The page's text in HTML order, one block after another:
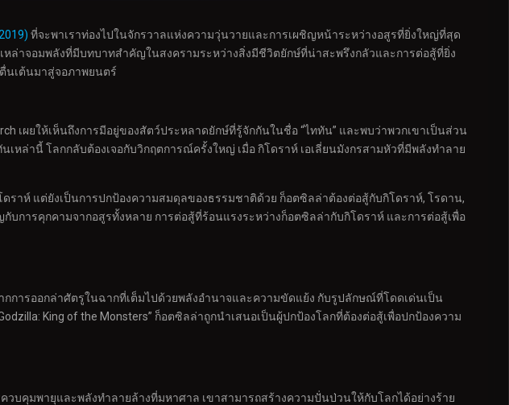
ที่จะพาเราท่องไปในจักรวาลแห่งความวุ่นวายและการเผชิญหน้าระหว่างอสูรที่ยิ่งใหญ่ที่สุด
หล่าจอมพลังที่มีบทบาทสำคัญในสงครามระหว่างสิ่งมีชีวิตยักษ์ที่น่าสะพรึงกลัวและการต่อสู้ที่ยิ่ง
นเต้นมาสู่จอภาพยนตร์
เผยให้เห็นถึงการมีอยู่ของสัตว์ประหลาดยักษ์ที่รู้จักกันในชื่อ “ไททัน” และพบว่าพวกเขาเป็นส่วน
หล่านี้ โลกกลับต้องเจอกับวิกฤตการณ์ครั้งใหญ่ เมื่อ กิโดราห์ เอเลี่ยนมังกรสามหัวที่มีพลังทำลาย
ราห์ แต่ยังเป็นการปกป้องความสมดุลของธรรมชาติด้วย ก็อตซิลล่าต้องต่อสู้กับกิโดราห์, โรดาน,
ารคุกคามจากอสูรทั้งหลาย การต่อสู้ที่ร้อนแรงระหว่างก็อตซิลล่ากับกิโดราห์ และการต่อสู้เพื่อ
ารออกล่าศัตรูในฉากที่เต็มไปด้วยพลังอำนาจและความขัดแย้ง กับรูปลักษณ์ที่โดดเด่นเป็น
King of the Monsters” ก็อตซิลล่าถูกนำเสนอเป็นผู้ปกป้องโลกที่ต้องต่อสู้เพื่อปกป้องความ
บคุมพายุและพลังทำลายล้างที่มหาศาล เขาสามารถสร้างความปั่นป่วนให้กับโลกได้อย่างร้าย